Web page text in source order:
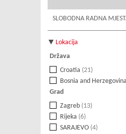
SLOBODNA RADNA
Lokacija
Država
Croatia (21)
Bosnia and Herzegovina
Grad
Zagreb (13)
Rijeka (6)
SARAJEVO (4)